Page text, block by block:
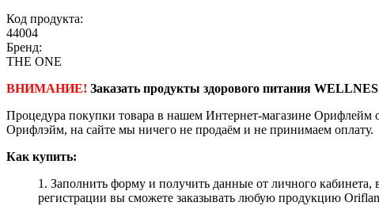
Код продукта:
44004
Бренд:
THE ONE
ВНИМАНИЕ! Заказать продукты здорового питания
Процедура покупки товара в нашем Интернет-магазине
Орифлэйм, на сайте мы ничего не продаём и не принимаем оплату.
Как купить:
1. Заполнить форму и получить данные от личного кабинета,
регистрации вы сможете заказывать любую продукцию